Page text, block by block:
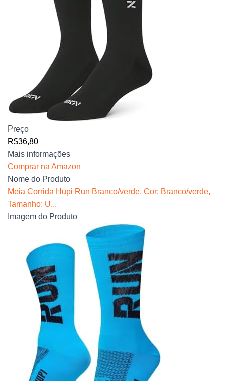
Preço
R$36,80
Mais informações
Comprar na Amazon
Nome do Produto
Meia Corrida Hupi Run Branco/verde, Cor: Branco/verde,
Tamanho: U...
Imagem do Produto